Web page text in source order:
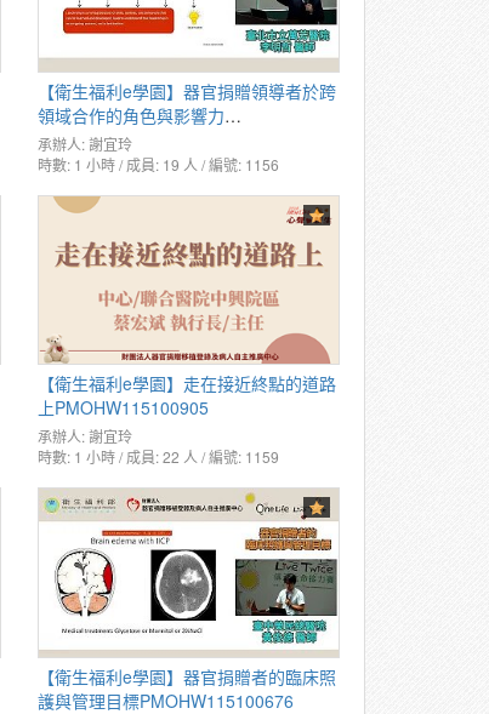
【衛生福利e學園】器官捐贈領導者於跨
領域合作的角色與影響力
PMOHW115100671
承辦人:謝宜玲
時數: 1 小時 / 成員: 19 人 / 編號: 1156
【衛生福利e學園】走在接近終點的道路
上PMOHW115100905
承辦人:謝宜玲
時數: 1 小時 / 成員: 22 人 / 編號: 1159
【衛生福利e學園】器官捐贈者的臨床照
護與管理目標PMOHW115100676